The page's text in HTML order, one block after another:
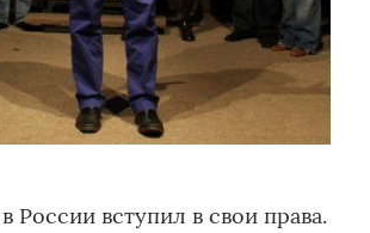
России вступил в свои права.